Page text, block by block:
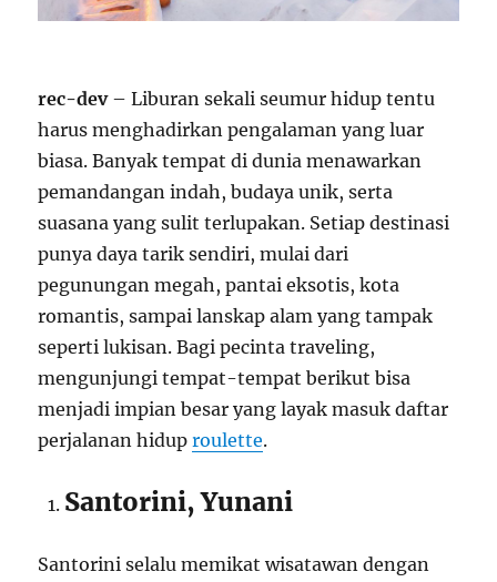
rec-dev– Liburan sekali seumur hidup tentu
harus menghadirkan pengalaman yang luar
biasa. Banyak tempat di dunia menawarkan
pemandangan indah, budaya unik, serta
suasana yang sulit terlupakan. Setiap destinasi
punya daya tarik sendiri, mulai dari
pegunungan megah, pantai eksotis, kota
romantis, sampai lanskap alam yang tampak
seperti lukisan. Bagi pecinta traveling,
mengunjungi tempat-tempat berikut bisa
menjadi impian besar yang layak masuk daftar
perjalanan hiduproulette.
Santorini, Yunani
Santorini selalu memikat wisatawan dengan